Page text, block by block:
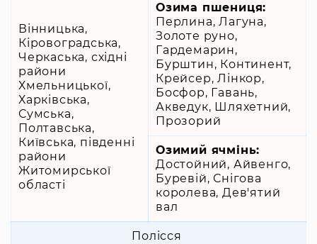
Вінницька,
Кіровоградська,
Черкаська, східні
райони
Хмельницької,
Харківська,
Сумська,
Полтавська,
Київська, південні
райони
Житомирської
області
Озима пшениця:
Перлина, Лагуна,
Золоте руно,
Гардемарин,
Бурштин, Континент,
Крейсер, Лінкор,
Босфор, Гавань,
Акведук, Шляхетний,
Прозорий
Озимий ячмінь:
Достойний, Айвенго,
Буревій, Снігова
королева, Дев'ятий
вал
Полісся